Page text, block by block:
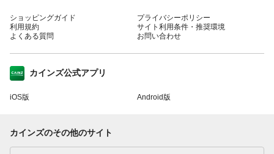
ショッピングガイド
利用規約
よくある質問
プライバシーポリシー
サイト利用条件・推奨環境
お問い合わせ
カインズ公式アプリ
iOS版 Android版
カインズのその他のサイト